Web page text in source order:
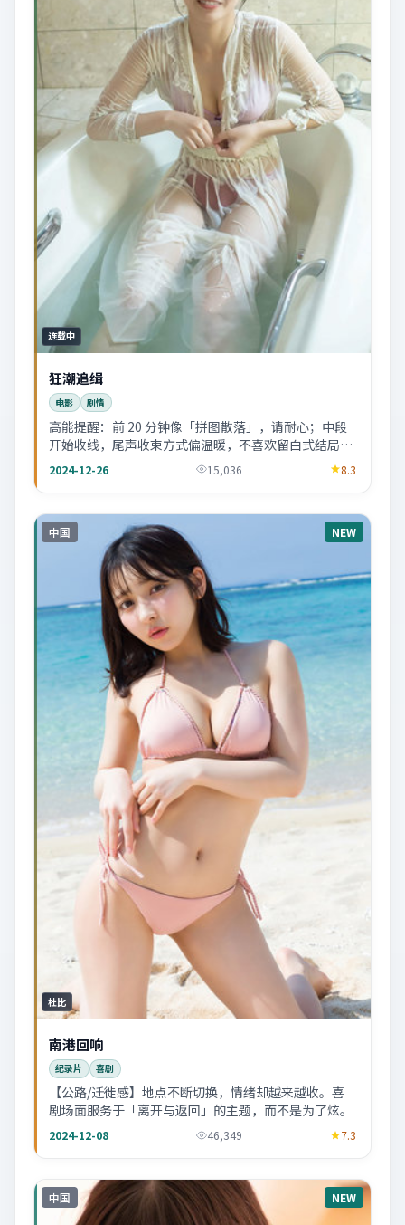
连载中
狂潮追缉
电影 剧情
高能提醒：前 20 分钟像「拼图散落」，请耐心；中段
开始收线，尾声收束方式偏温暖，不喜欢留白式结局的
观众可自行避雷。
2024-12-26 15,036 8.3
中国 NEW
杜比
南港回响
纪录片 喜剧
【公路/迁徙感】地点不断切换，情绪却越来越收。喜
剧场面服务于「离开与返回」的主题，而不是为了炫。
2024-12-08 46,349 7.3
中国 NEW